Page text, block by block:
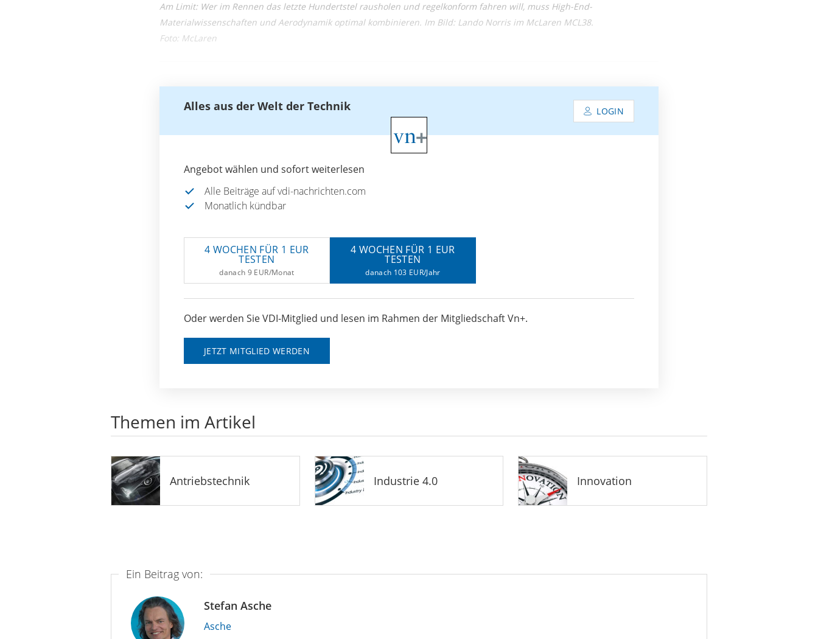
Am Limit: Wer im Rennen das letzte Hundertstel rausholen und regelkonform fahren will, muss High-End-
Materialwissenschaften und Aerodynamik optimal kombinieren. Im Bild: Lando Norris im McLaren MCL38.
Foto: McLaren
Alles aus der Welt der Technik LOGIN
Angebot wählen und sofort weiterlesen
Alle Beiträge auf vdi-nachrichten.com
Monatlich kündbar
4 WOCHEN FÜR 1 EUR
TESTEN
danach 9 EUR/Monat
4 WOCHEN FÜR 1 EUR
TESTEN
danach 103 EUR/Jahr
Oder werden Sie VDI-Mitglied und lesen im Rahmen der Mitgliedschaft Vn+.
JETZT MITGLIED WERDEN
Themen im Artikel
Antriebstechnik Industrie 4.0 Innovation
Ein Beitrag von:
Stefan Asche
Asche